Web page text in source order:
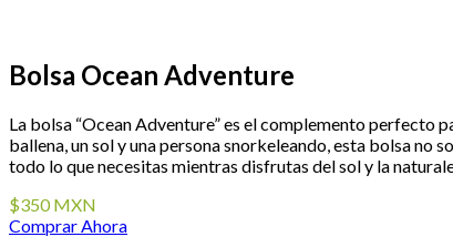
Bolsa Ocean Adventure
La bolsa “Ocean Adventure” es el complemento perfecto
ballena, un sol y una persona snorkeleando, esta bolsa no
todo lo que necesitas mientras disfrutas del sol y la
$350 MXN
Comprar Ahora